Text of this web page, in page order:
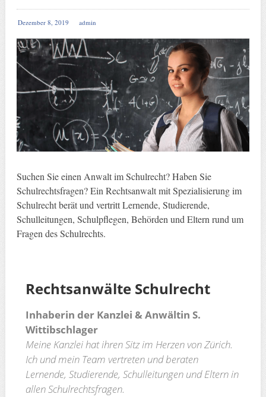
Dezember 8, 2019 admin
Suchen Sie einen Anwalt im Schulrecht? Haben Sie
Schulrechtsfragen? Ein Rechtsanwalt mit Spezialisierung im
Schulrecht berät und vertritt Lernende, Studierende,
Schulleitungen, Schulpflegen, Behörden und Eltern rund um
Fragen des Schulrechts.
RechtsanwälteSchulrecht
Inhaberin der Kanzlei & Anwältin S.
Wittibschlager
Meine Kanzlei hat ihren Sitz im Herzen von Zürich.
Ich und mein Team vertreten und beraten
Lernende, Studierende, Schulleitungen und Eltern in
allen Schulrechtsfragen.